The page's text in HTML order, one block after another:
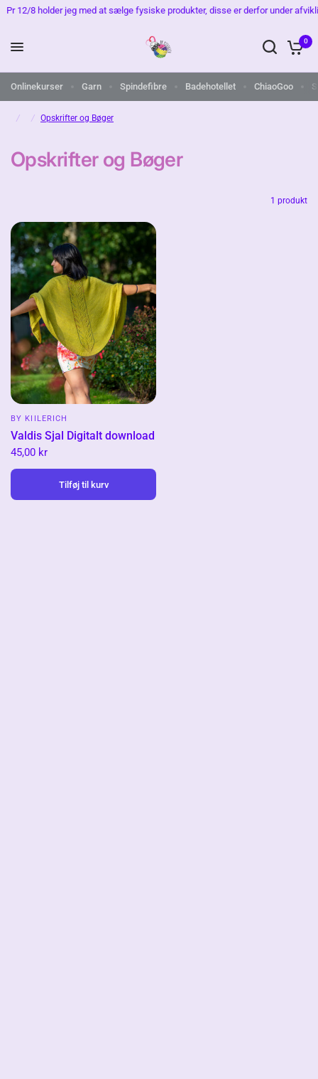
12/8 holder jeg med at sælge fysiske produkter, disse er derfor under
0
Onlinekurser Garn Spindefibre Badehotellet ChiaoGoo
/ / Opskrifter og Bøger
Opskrifter og Bøger
1 produkt
BY KIILERICH
Valdis Sjal Digitalt download
45,00 kr
Tilføj til kurv